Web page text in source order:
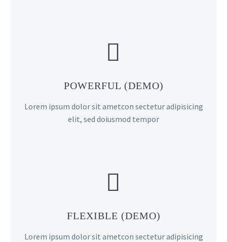


POWERFUL (DEMO)
Lorem ipsum dolor sit ametcon sectetur adipisicing
elit, sed doiusmod tempor


FLEXIBLE (DEMO)
Lorem ipsum dolor sit ametcon sectetur adipisicing